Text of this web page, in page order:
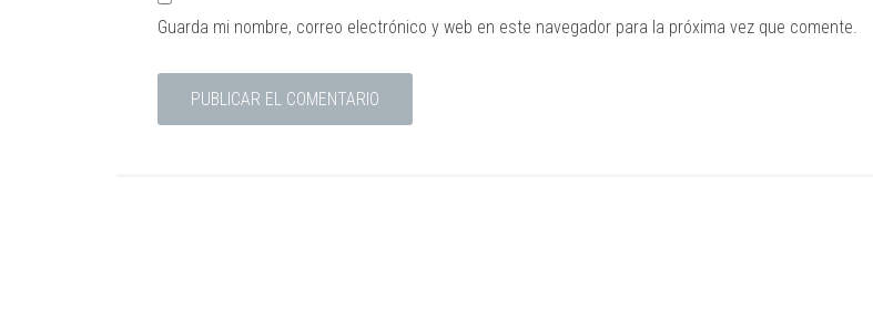
Guarda mi nombre, correo electrónico y web en este navegador para la próxima vez que comente.